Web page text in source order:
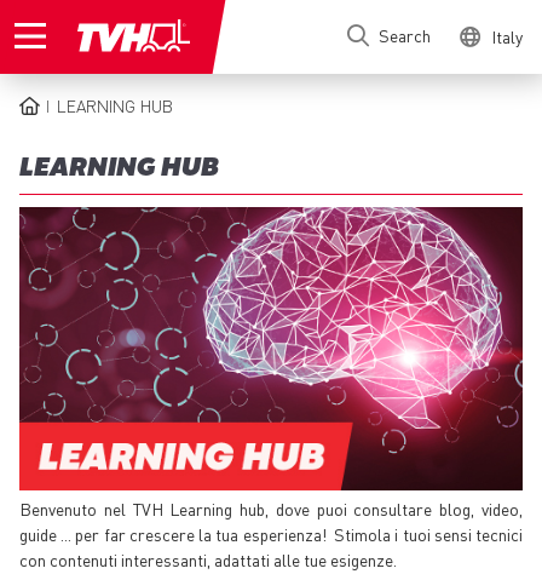
to
Search Italy
LEARNING HUB
LEARNING HUB
Benvenuto nel TVH Learning hub, dove puoi consultare blog, video,
guide ... per far crescere la tua esperienza! Stimola i tuoi sensi tecnici
con contenuti interessanti, adattati alle tue esigenze.